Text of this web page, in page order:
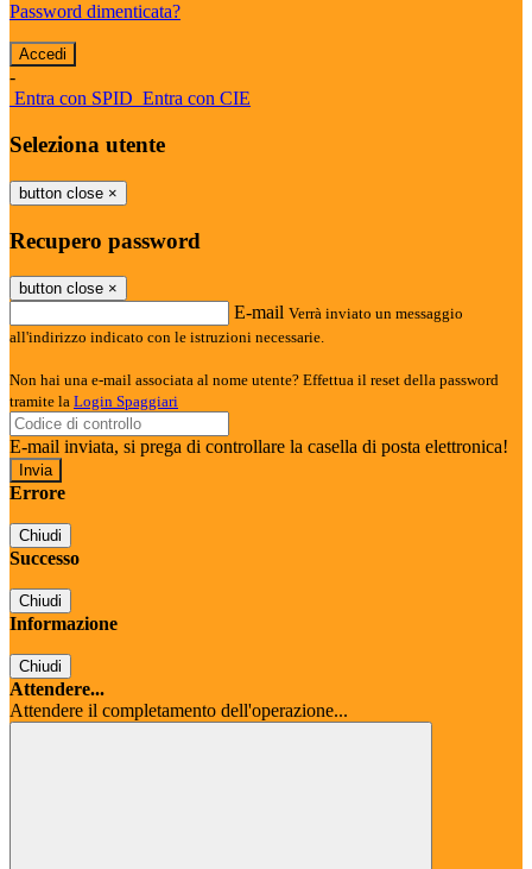
Password dimenticata?
-
Entra con SPID Entra con CIE
Seleziona utente
button close ×
Recupero password
button close ×
E-mail Verrà inviato un messaggio
all'indirizzo indicato con le istruzioni necessarie.
Non hai una e-mail associata al nome utente? Effettua il reset della password
tramite la Login Spaggiari
E-mail inviata, si prega di controllare la casella di posta elettronica!
Errore
Chiudi
Successo
Chiudi
Informazione
Chiudi
Attendere...
Attendere il completamento dell'operazione...